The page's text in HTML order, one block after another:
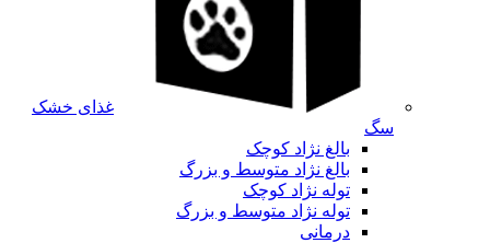
غذای خشک
سگ
بالغ نژاد کوچک
بالغ نژاد متوسط و بزرگ
توله نژاد کوچک
توله نژاد متوسط و بزرگ
درمانی